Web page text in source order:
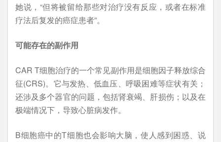
她说，“但将被留给那些对治疗没有反应，或者在标准
疗法后复发的癌症患者”。
可能存在的副作用
CAR T细胞治疗的一个常见副作用是细胞因子释放综合
征(CRS)。它与发热、低血压、呼吸困难等症状有关；
还涉及多个器官的问题，包括肾衰竭、肝损伤；以及在
极端情况下，导致心脏病发作。
B细胞癌中的T细胞也会影响大脑，使人感到困惑、说